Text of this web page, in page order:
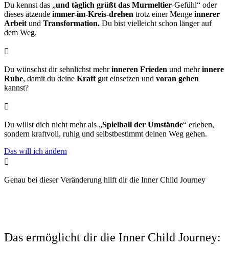
Du kennst das „und täglich grüßt das Murmeltier-Gefühl“ oder
dieses ätzende immer-im-Kreis-drehen trotz einer Menge innerer
Arbeit und Transformation. Du bist vielleicht schon länger auf
dem Weg.

Du wünschst dir sehnlichst mehrinneren Frieden und mehrinnere
Ruhe, damit du deine Kraft gut einsetzen und voran gehen
kannst?

Du willst dich nicht mehr als „Spielball der Umstände“ erleben,
sondern kraftvoll, ruhig und selbstbestimmt deinen Weg gehen.
Das will ich ändern

Genau bei dieser Veränderung hilft dir die Inner Child Journey
Das ermöglicht dir die Inner Child Journey: